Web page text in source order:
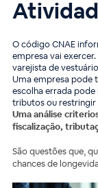
O código CNAE
empresa vai
varejista de
Uma empresa pode
escolha errada
tributos ou restringir
Uma análise
fiscalização,
São questões que,
chances de